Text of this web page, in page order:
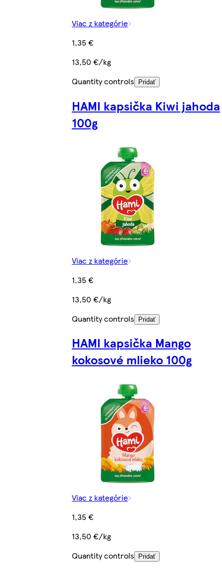
Viac z kategórie
1,35 €
13,50 €/kg
Quantity controls
Pridať
HAMI kapsička Kiwi jahoda
100g
Viac z kategórie
1,35 €
13,50 €/kg
Quantity controls
Pridať
HAMI kapsička Mango
kokosové mlieko 100g
Viac z kategórie
1,35 €
13,50 €/kg
Quantity controls
Pridať